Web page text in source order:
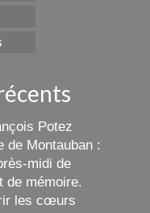
Potez
de Montauban :
midi de
de mémoire.
les cœurs